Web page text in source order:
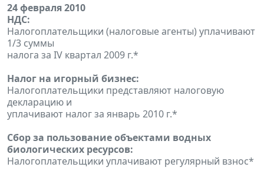
24 февраля 2010
НДС:
Налогоплательщики (налоговые агенты) уплачивают
1/3 суммы
налога за IV квартал 2009 г.*
Налог на игорный бизнес:
Налогоплательщики представляют налоговую
декларацию и
уплачивают налог за январь 2010 г.*
Сбор за пользование объектами водных
биологических ресурсов:
Налогоплательщики уплачивают регулярный взнос*